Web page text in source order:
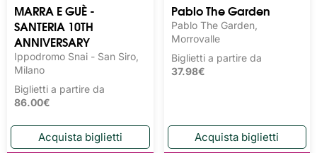
MARRA E GUÈ -
SANTERIA 10TH
ANNIVERSARY
Ippodromo Snai - San Siro,
Milano
Biglietti a partire da
86.00€
Pablo The Garden
Pablo The Garden,
Morrovalle
Biglietti a partire da
37.98€